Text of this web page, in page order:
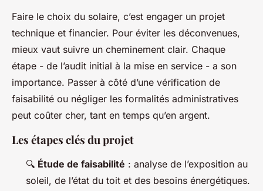
Faire le choix du solaire, c’est engager un projet
technique et financier. Pour éviter les déconvenues,
mieux vaut suivre un cheminement clair. Chaque
étape - de l’audit initial à la mise en service - a son
importance. Passer à côté d’une vérification de
faisabilité ou négliger les formalités administratives
peut coûter cher, tant en temps qu’en argent.
Les étapes clés du projet
🔍 Étude de faisabilité : analyse de l’exposition au
soleil, de l’état du toit et des besoins énergétiques.